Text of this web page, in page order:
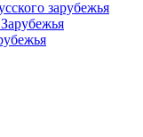
зарубежья